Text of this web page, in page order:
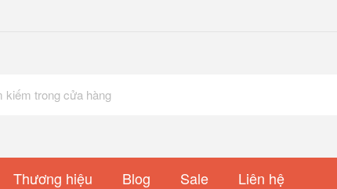
Thương hiệu Blog Sale Liên hệ